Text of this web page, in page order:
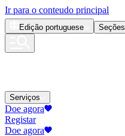
Ir para o conteudo principal
Edição portuguese Seções
Serviços
Doe agora
Registar
Doe agora